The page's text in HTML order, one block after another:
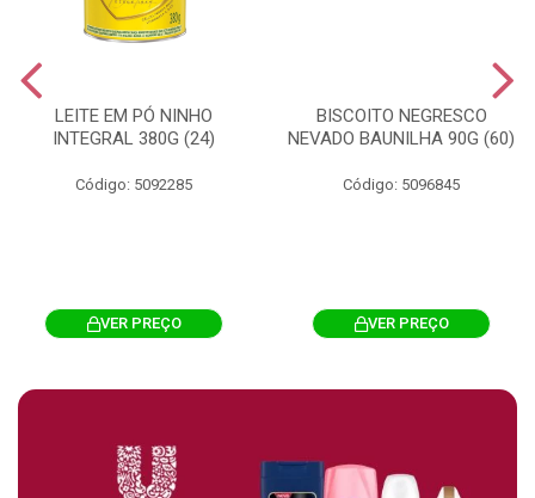
LEITE EM PÓ NINHO
INTEGRAL 380G (24)
Código: 5092285
VER PREÇO
BISCOITO NEGRESCO
NEVADO BAUNILHA 90G (60)
Código: 5096845
VER PREÇO